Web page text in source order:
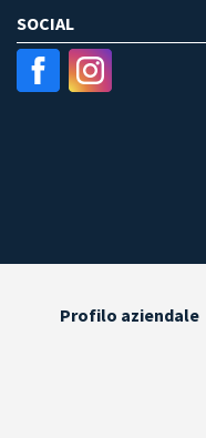
SOCIAL
Profilo aziendale